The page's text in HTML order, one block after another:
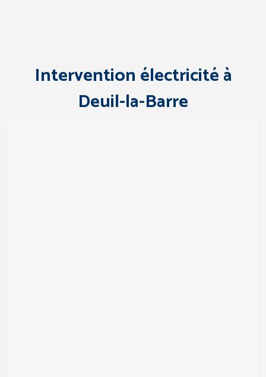
Intervention électricité à
Deuil-la-Barre